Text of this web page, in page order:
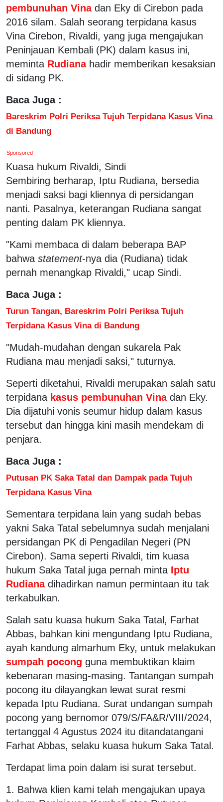
pembunuhan Vina dan Eky di Cirebon pada
2016 silam. Salah seorang terpidana kasus
Vina Cirebon, Rivaldi, yang juga mengajukan
Peninjauan Kembali (PK) dalam kasus ini,
meminta Rudiana hadir memberikan kesaksian
di sidang PK.
Baca Juga :
Bareskrim Polri Periksa Tujuh Terpidana Kasus Vina
di Bandung
Sponsored
Kuasa hukum Rivaldi, Sindi
Sembiring berharap, Iptu Rudiana, bersedia
menjadi saksi bagi kliennya di persidangan
nanti. Pasalnya, keterangan Rudiana sangat
penting dalam PK kliennya.
"Kami membaca di dalam beberapa BAP
bahwa statement-nya dia (Rudiana) tidak
pernah menangkap Rivaldi," ucap Sindi.
Baca Juga :
Turun Tangan, Bareskrim Polri Periksa Tujuh
Terpidana Kasus Vina di Bandung
"Mudah-mudahan dengan sukarela Pak
Rudiana mau menjadi saksi," tuturnya.
Seperti diketahui, Rivaldi merupakan salah satu
terpidana kasus pembunuhan Vina dan Eky.
Dia dijatuhi vonis seumur hidup dalam kasus
tersebut dan hingga kini masih mendekam di
penjara.
Baca Juga :
Putusan PK Saka Tatal dan Dampak pada Tujuh
Terpidana Kasus Vina
Sementara terpidana lain yang sudah bebas
yakni Saka Tatal sebelumnya sudah menjalani
persidangan PK di Pengadilan Negeri (PN
Cirebon). Sama seperti Rivaldi, tim kuasa
hukum Saka Tatal juga pernah minta Iptu
Rudiana dihadirkan namun permintaan itu tak
terkabulkan.
Salah satu kuasa hukum Saka Tatal, Farhat
Abbas, bahkan kini mengundang Iptu Rudiana,
ayah kandung almarhum Eky, untuk melakukan
sumpah pocong guna membuktikan klaim
kebenaran masing-masing. Tantangan sumpah
pocong itu dilayangkan lewat surat resmi
kepada Iptu Rudiana. Surat undangan sumpah
pocong yang bernomor 079/S/FA&R/VIII/2024,
tertanggal 4 Agustus 2024 itu ditandatangani
Farhat Abbas, selaku kuasa hukum Saka Tatal.
Terdapat lima poin dalam isi surat tersebut.
1. Bahwa klien kami telah mengajukan upaya